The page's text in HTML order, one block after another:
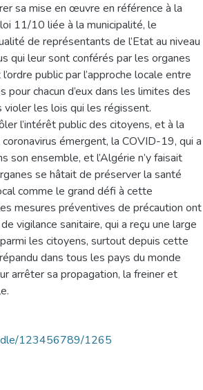
sa mise en œuvre en référence à la
11/10 liée à la municipalité, le
de représentants de l’Etat au niveau
qui leur sont conférés par les organes
public par l’approche locale entre
chacun d’eux dans les limites des
les lois qui les régissent.
l’intérêt public des citoyens, et à la
émergent, la COVID-19, qui a
son ensemble, et l’Algérie n’y faisait
se hâtait de préserver la santé
comme le grand défi à cette
mesures préventives de précaution ont
vigilance sanitaire, qui a reçu une large
les citoyens, surtout depuis cette
dans tous les pays du monde
arrêter sa propagation, la freiner et
123456789/1265